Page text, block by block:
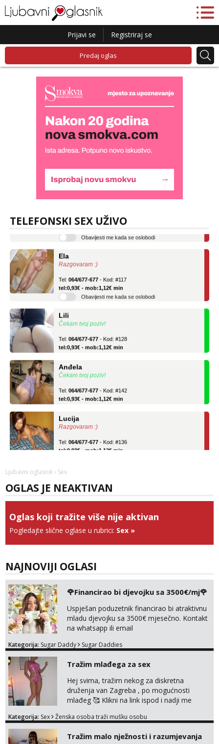
Prijavi se Registriraj se
Predaj oglas
TELEFONSKI SEX UŽIVO
Lucija
Razgovaram :)
tel:0,93€ - mob:1,12€ min
Razgovaram :)
tel:0,93€ - mob:1,12€ min
Obavijesti me kada se oslobodi
Čekam tvoj poziv!
tel:0,93€ - mob:1,12€ min
Čekam tvoj poziv!
tel:0,93€ - mob:1,12€ min
Razgovaram :)
tel:0,93€ - mob:1,12€ min
Ela
tel:0,93€ - mob:1,12€ min
Lili
tel:0,93€ - mob:1,12€ min
Anđela
Čekam tvoj poziv!
Tel: 064/677-677
- Kod: #142
tel:0,93€ - mob:1,12€ min
Ljubavni oglasnik › Sex
OGLAS JE NEAKTIVAN
Oglas koji tražite više nije aktivan
Pogledajte slične oglase u rubrici: Sex »
NAJNOVIJI OGLASI
🌹Financirao bi djevojku sa 3500€/mj🌹
Uspješan poduzetnik financirao bi atraktivnu
mladu djevojku sa 3500€ mjesečno. Kontakt
na whatsapp ili email
Kategorija: Sugar Daddy Sugar Daddies
Tražim mlađega za sex
Hej svima, tražim nekog za diskretna
druženja van Zagreba , po mogućnosti
mlađeg 🥰 Klikni na link ispod i nadji me
Kategorija: Sex Ženska osoba traži mušku osobu
Tražim malo nježnosti i razumjevanja